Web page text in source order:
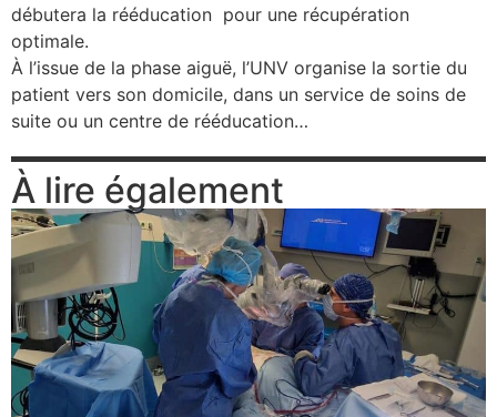
débutera la rééducation pour une récupération
optimale.
À l’issue de la phase aiguë, l’UNV organise la sortie du
patient vers son domicile, dans un service de soins de
suite ou un centre de rééducation…
À lire également